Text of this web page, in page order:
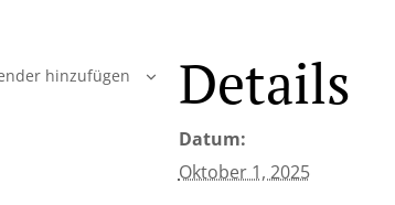
hinzufügen Details
Datum:
Oktober 1, 2025